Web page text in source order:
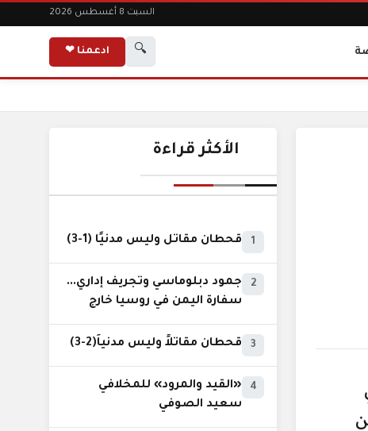
السبت 8 أغسطس 2026
🔍 ادعمنا ❤
الأكثر قراءة
1 قحطان مقاتل وليس مدنيًا (1-3)
2
جمود دبلوماسي وتجريف إداري...
سفارة اليمن في روسيا خارج
3 قحطان مقاتلاً وليس مدنياً(2-3)
4
«القيد والمرود» للمخلافي
سعيد الصوفي